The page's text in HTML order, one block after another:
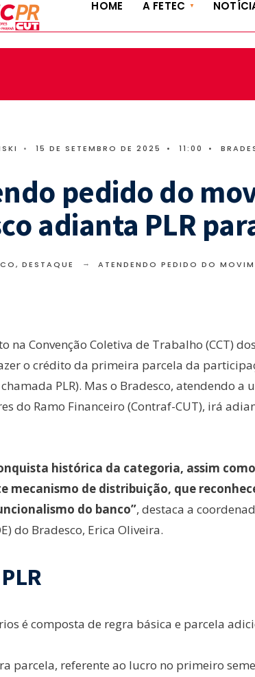
| (41) 3322-9885 | (41) 3324-5636
HOME A FETEC
• 15 DE SETEMBRO DE 2025 • 11:00 •
pedido do
adianta PLR
, DESTAQUE
ATENDENDO PEDIDO DO
na Convenção Coletiva de Trabalho (CCT)
o crédito da primeira parcela da
PLR). Mas o Bradesco, atendendo
do Ramo Financeiro (Contraf-CUT), irá
histórica da categoria, assim
mecanismo de distribuição, que
do banco”, destaca a
do Bradesco, Erica Oliveira.
é composta de regra básica e parcela
parcela, referente ao lucro no primeiro